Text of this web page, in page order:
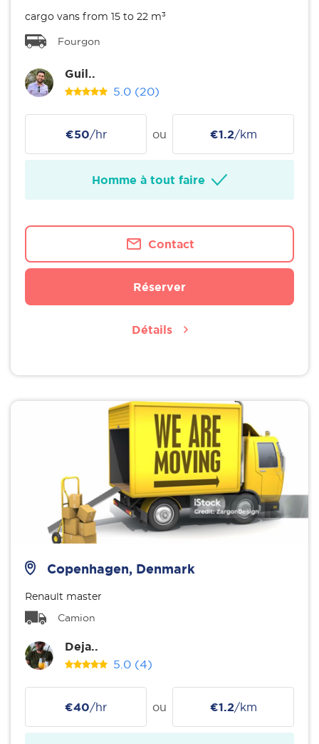
cargo vans from 15 to 22 m³
Fourgon
Guil..
5.0 (20)
€50/hr ou €1.2/km
Homme à tout faire
Contact
Réserver
Détails
Copenhagen, Denmark
Renault master
Camion
Deja..
5.0 (4)
€40/hr ou €1.2/km